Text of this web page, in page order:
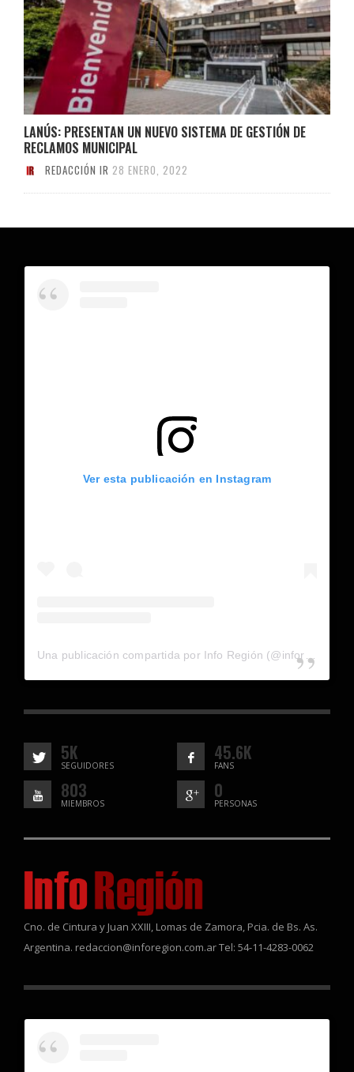
LANÚS: PRESENTAN UN NUEVO SISTEMA DE GESTIÓN DE
RECLAMOS MUNICIPAL
REDACCIÓN IR 28 ENERO, 2022
Ver esta publicación en Instagram
Una publicación compartida por Info Región (@inforegion_redes)
5K
SEGUIDORES
45.6K
FANS
803
MIEMBROS
0
PERSONAS
Cno. de Cintura y Juan XXIII, Lomas de Zamora, Pcia. de Bs. As.
Argentina. redaccion@inforegion.com.ar Tel: 54-11-4283-0062